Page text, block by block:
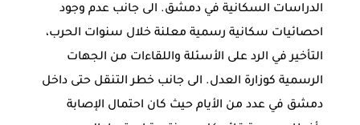
الدراسات السكانية في دمشق. الى جانب عدم وجود
احصائيات سكانية رسمية معلنة خلال سنوات الحرب،
التأخير في الرد على الأسئلة واللقاءات من الجهات
الرسمية كوزارة العدل. الى جانب خطر التنقل حتى داخل
دمشق في عدد من الأيام حيث كان احتمال الإصابة